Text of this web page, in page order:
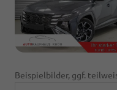
Beispielbilder, ggf.